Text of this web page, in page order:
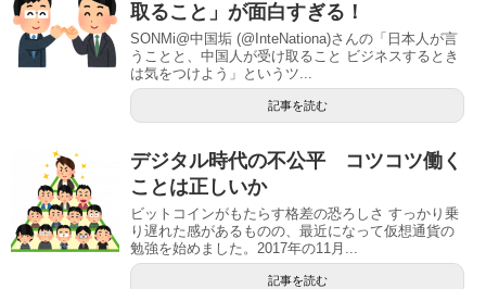
取ること」が面白すぎる！
SONMi@中国垢 (@InteNationa)さんの「日本人が言
うことと、中国人が受け取ること ビジネスするとき
は気をつけよう」というツ...
記事を読む
デジタル時代の不公平 コツコツ働く
ことは正しいか
ビットコインがもたらす格差の恐ろしさ すっかり乗
り遅れた感があるものの、最近になって仮想通貨の
勉強を始めました。2017年の11月...
記事を読む